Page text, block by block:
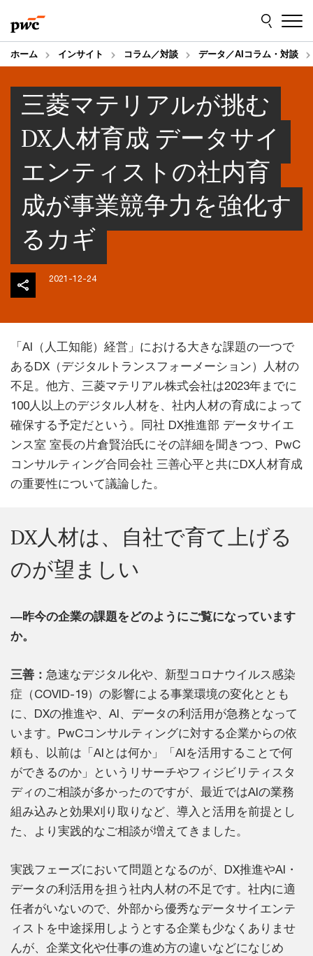
to
content
to
footer
ホーム インサイト コラム／対談 データ／AIコラム・対談
三菱マテリアルが挑む
DX人材育成 データサイ
エンティストの社内育
成が事業競争力を強化す
るカギ
2021-12-24
「AI（人工知能）経営」における大きな課題の一つで
あるDX（デジタルトランスフォーメーション）人材の
不足。他方、三菱マテリアル株式会社は2023年までに
100人以上のデジタル人材を、社内人材の育成によって
確保する予定だという。同社 DX推進部 データサイエ
ンス室 室長の片倉賢治氏にその詳細を聞きつつ、PwC
コンサルティング合同会社 三善心平と共にDX人材育成
の重要性について議論した。
DX人材は、自社で育て上げる
のが望ましい
―昨今の企業の課題をどのようにご覧になっています
か。
三善： 急速なデジタル化や、新型コロナウイルス感染
症（COVID-19）の影響による事業環境の変化ととも
に、DXの推進や、AI、データの利活用が急務となって
います。PwCコンサルティングに対する企業からの依
頼も、以前は「AIとは何か」「AIを活用することで何
ができるのか」というリサーチやフィジビリティスタ
ディのご相談が多かったのですが、最近ではAIの業務
組み込みと効果刈り取りなど、導入と活用を前提とし
た、より実践的なご相談が増えてきました。
実践フェーズにおいて問題となるのが、DX推進やAI・
データの利活用を担う社内人材の不足です。社内に適
任者がいないので、外部から優秀なデータサイエンテ
ィストを中途採用しようとする企業も少なくありませ
んが、企業文化や仕事の進め方の違いなどになじめ